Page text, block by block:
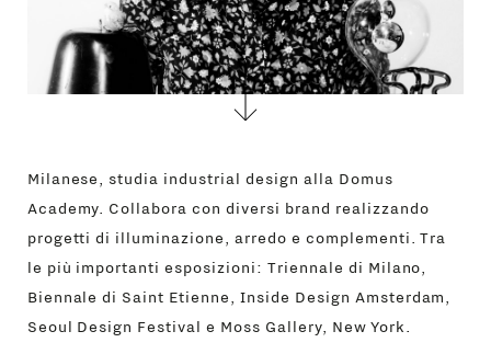
Milanese, studia industrial design alla Domus
Academy. Collabora con diversi brand realizzando
progetti di illuminazione, arredo e complementi. Tra
le più importanti esposizioni: Triennale di Milano,
Biennale di Saint Etienne, Inside Design Amsterdam,
Seoul Design Festival e Moss Gallery, New York.